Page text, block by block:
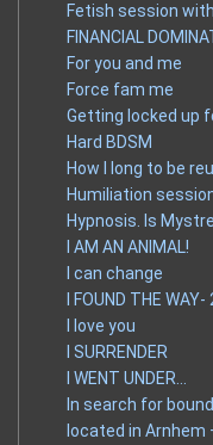
Fetish session
FINANCIAL
For you and me
Force fam me
Getting locked up
Hard BDSM
How I long to be
Humiliation
Hypnosis. Is
I AM AN ANIMAL!
I can change
I FOUND THE WAY-
I love you
I SURRENDER
I WENT UNDER…
In search for
located in Arnhem